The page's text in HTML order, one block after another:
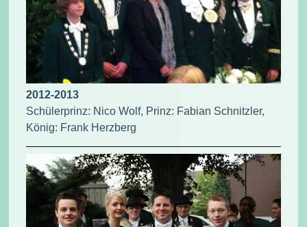
2012-2013
Schülerprinz: Nico Wolf, Prinz: Fabian Schnitzler,
König: Frank Herzberg